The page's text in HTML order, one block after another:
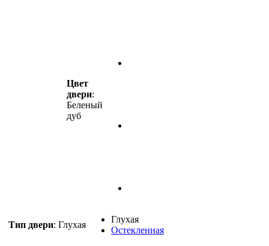
Цвет
двери:
Беленый
дуб
Тип двери: Глухая
Глухая
Остекленная